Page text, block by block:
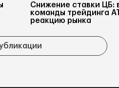
Снижение ставки ЦБ:
команды трейдинга
реакцию рынка